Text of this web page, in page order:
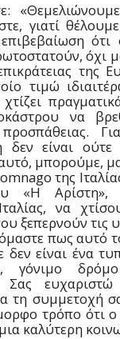
γιατί
όχι
της
τιμώ
να
δεν είναι
μπορούμε,
της
«Η Αρίστη»,
να
ξεπερνούν τις
πως αυτό
είναι ένα
γόνιμο
Σας
τη συμμετοχή
τρόπο ότι ο
καλύτερη